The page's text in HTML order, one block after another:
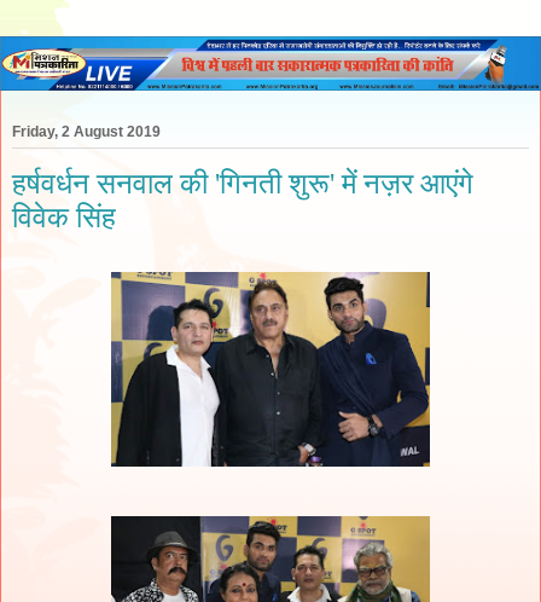
Friday, 2 August 2019
हर्षवर्धन सनवाल की 'गिनती शुरू' में नज़र आएंगे
विवेक सिंह